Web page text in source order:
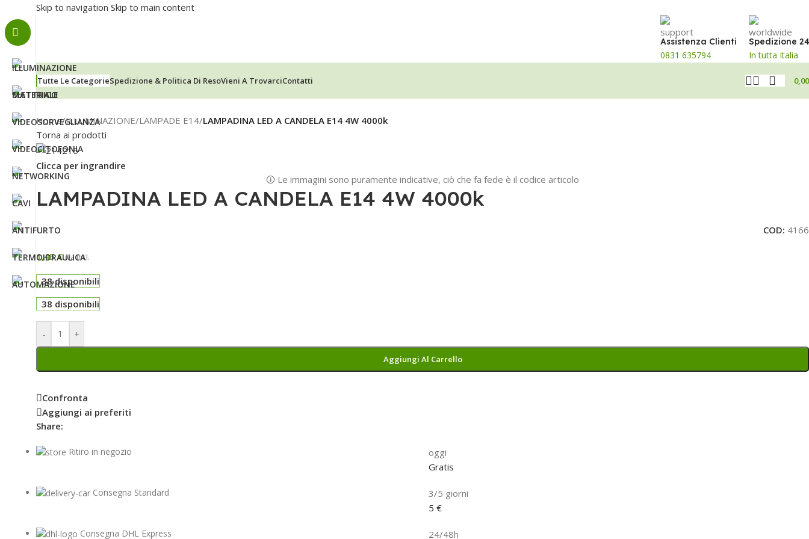
Skip to navigation Skip to main content
Assistenza Clienti
0831 635794
Spedizione
In tutta Italia
Tutte Le CategorieSpedizione & Politica Di ResoVieni A TrovarciContatti
Home/ILLUMINAZIONE/LAMPADE E14/LAMPADINA LED A CANDELA E14 4W 4000k
Torna ai prodotti
Clicca per ingrandire
🛈 Le immagini sono puramente indicative, ciò che fa fede è il codice articolo
LAMPADINA LED A CANDELA E14 4W 4000k
COD: 4166
1,45€ iva incl.
38 disponibili
38 disponibili
- +
Aggiungi Al Carrello
Confronta
Aggiungi ai preferiti
Share:
Ritiro in negozio
oggi
Gratis
Consegna Standard
3/5 giorni
5 €
Consegna DHL Express 24/48h